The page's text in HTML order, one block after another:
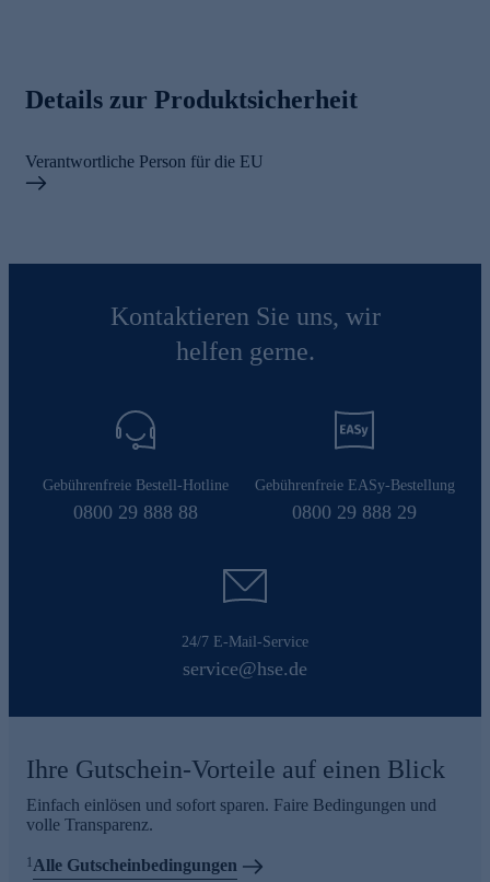
Details zur Produktsicherheit
Verantwortliche Person für die EU
Kontaktieren Sie uns, wir
helfen gerne.
Gebührenfreie Bestell-Hotline
0800 29 888 88
Gebührenfreie EASy-Bestellung
0800 29 888 29
24/7 E-Mail-Service
service@hse.de
Ihre Gutschein-Vorteile auf einen Blick
Einfach einlösen und sofort sparen. Faire Bedingungen und
volle Transparenz.
1 Alle Gutscheinbedingungen